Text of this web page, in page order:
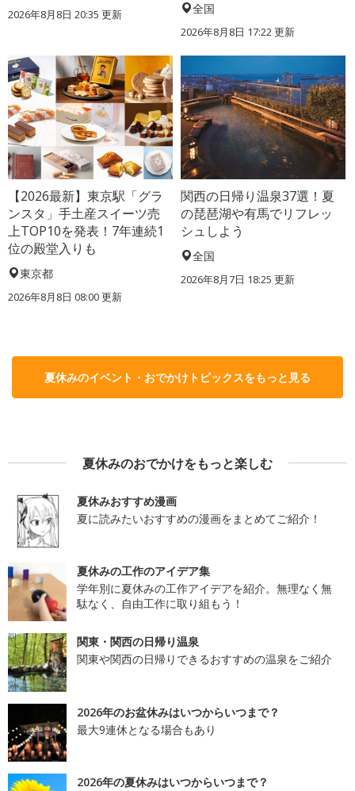
2026年8月8日 20:35 更新 全国
2026年8月8日 17:22更新
【2026最新】東京駅「グラ
ンスタ」手土産スイーツ売
上TOP10を発表！7年連続1
位の殿堂入りも
東京都
2026年8月8日 08:00更新
関西の日帰り温泉37選！夏
の琵琶湖や有馬でリフレッ
シュしよう
全国
2026年8月7日 18:25 更新
夏休みのイベント・おでかけトピックスをもっと見る
夏休みのおでかけをもっと楽しむ
夏休みおすすめ漫画
夏に読みたいおすすめの漫画をまとめてご紹介！
夏休みの工作のアイデア集
学年別に夏休みの工作アイデアを紹介。無理なく無
駄なく、自由工作に取り組もう！
関東・関西の日帰り温泉
関東や関西の日帰りできるおすすめの温泉をご紹介
2026年のお盆休みはいつからいつまで？
最大9連休となる場合もあり
2026年の夏休みはいつからいつまで？